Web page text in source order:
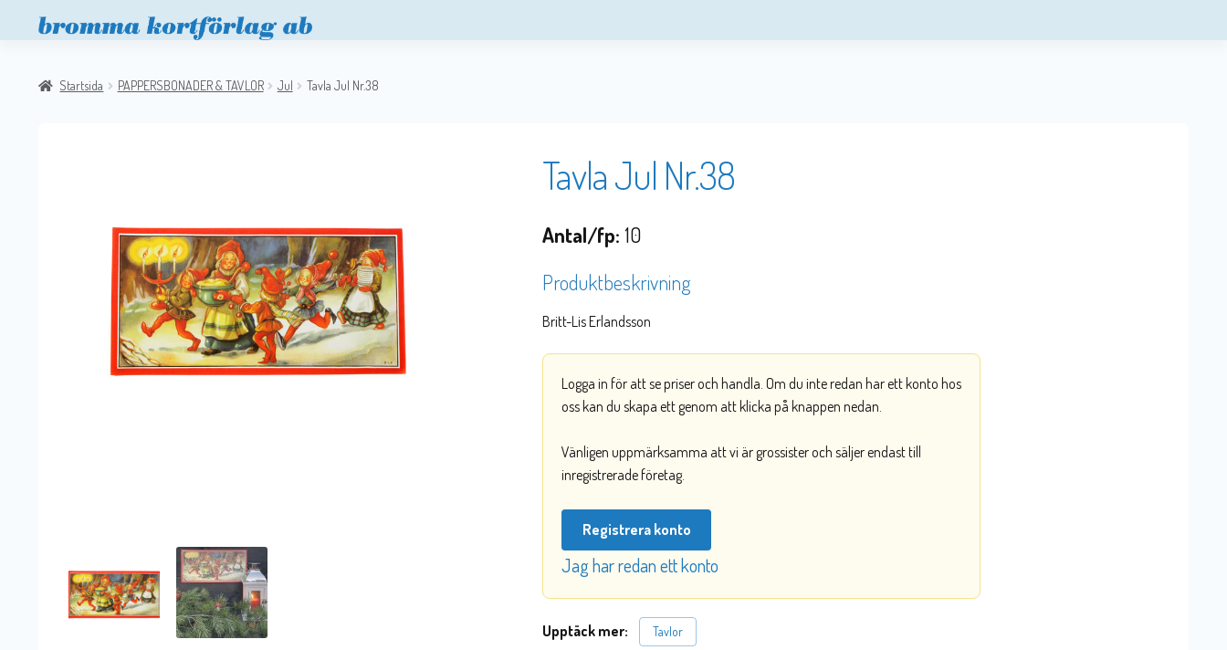
Startsida PAPPERSBONADER & TAVLOR Jul Tavla Jul Nr.38
Tavla Jul Nr.38
Antal/fp: 10
Produktbeskrivning
Britt-Lis Erlandsson
Logga in för att se priser och handla. Om du inte redan har ett konto hos
oss kan du skapa ett genom att klicka på knappen nedan.
Vänligen uppmärksamma att vi är grossister och säljer endast till
inregistrerade företag.
Registrera konto
Jag har redan ett konto
Upptäck mer: Tavlor